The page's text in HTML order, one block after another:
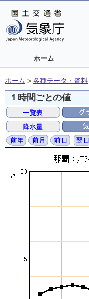
ホーム
ホーム > 各種データ・資料
１時間ごとの値